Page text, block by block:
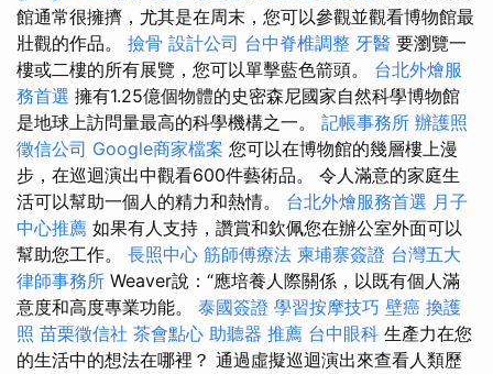
館通常很擁擠，尤其是在周末，您可以參觀並觀看博物館最
壯觀的作品。 撿骨 設計公司 台中脊椎調整 牙醫 要瀏覽一
樓或二樓的所有展覽，您可以單擊藍色箭頭。 台北外燴服
務首選 擁有1.25億個物體的史密森尼國家自然科學博物館
是地球上訪問量最高的科學機構之一。 記帳事務所 辦護照
徵信公司 Google商家檔案 您可以在博物館的幾層樓上漫
步，在巡迴演出中觀看600件藝術品。 令人滿意的家庭生
活可以幫助一個人的精力和熱情。 台北外燴服務首選 月子
中心推薦 如果有人支持，讚賞和欽佩您在辦公室外面可以
幫助您工作。 長照中心 筋師傅療法 柬埔寨簽證 台灣五大
律師事務所 Weaver說：“應培養人際關係，以既有個人滿
意度和高度專業功能。 泰國簽證 學習按摩技巧 壁癌 換護
照 苗栗徵信社 茶會點心 助聽器 推薦 台中眼科 生產力在您
的生活中的想法在哪裡？ 通過虛擬巡迴演出來查看人類歷